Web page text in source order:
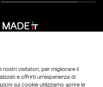
nostri visitatori, per migliorare il
e offrirti un'esperienza di
sui cookie utilizziamo aprire le